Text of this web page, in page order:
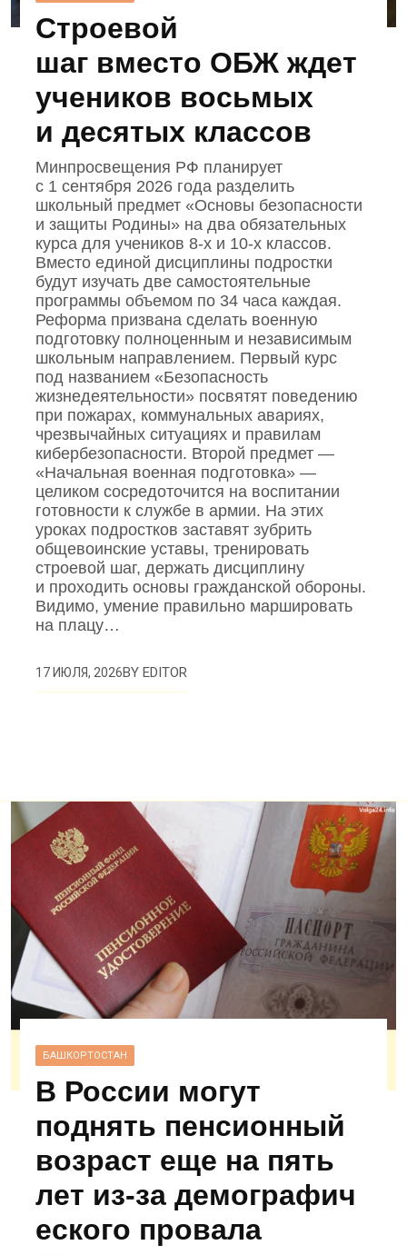
Строевой
шаг вместо ОБЖ ждет
учеников восьмых
и десятых классов
Минпросвещения РФ планирует
с 1 сентября 2026 года разделить
школьный предмет «Основы безопасности
и защиты Родины» на два обязательных
курса для учеников 8‑х и 10‑х классов.
Вместо единой дисциплины подростки
будут изучать две самостоятельные
программы объемом по 34 часа каждая.
Реформа призвана сделать военную
подготовку полноценным и независимым
школьным направлением. Первый курс
под названием «Безопасность
жизнедеятельности» посвятят поведению
при пожарах, коммунальных авариях,
чрезвычайных ситуациях и правилам
кибербезопасности. Второй предмет —
«Начальная военная подготовка» —
целиком сосредоточится на воспитании
готовности к службе в армии. На этих
уроках подростков заставят зубрить
общевоинские уставы, тренировать
строевой шаг, держать дисциплину
и проходить основы гражданской обороны.
Видимо, умение правильно маршировать
на плацу…
17 ИЮЛЯ, 2026BYEDITOR
БАШКОРТОСТАН
В России могут
поднять пенсионный
возраст еще на пять
лет из‑за демографич
еского провала